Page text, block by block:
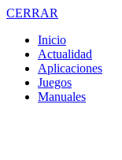
CERRAR
Inicio
Actualidad
Aplicaciones
Juegos
Manuales